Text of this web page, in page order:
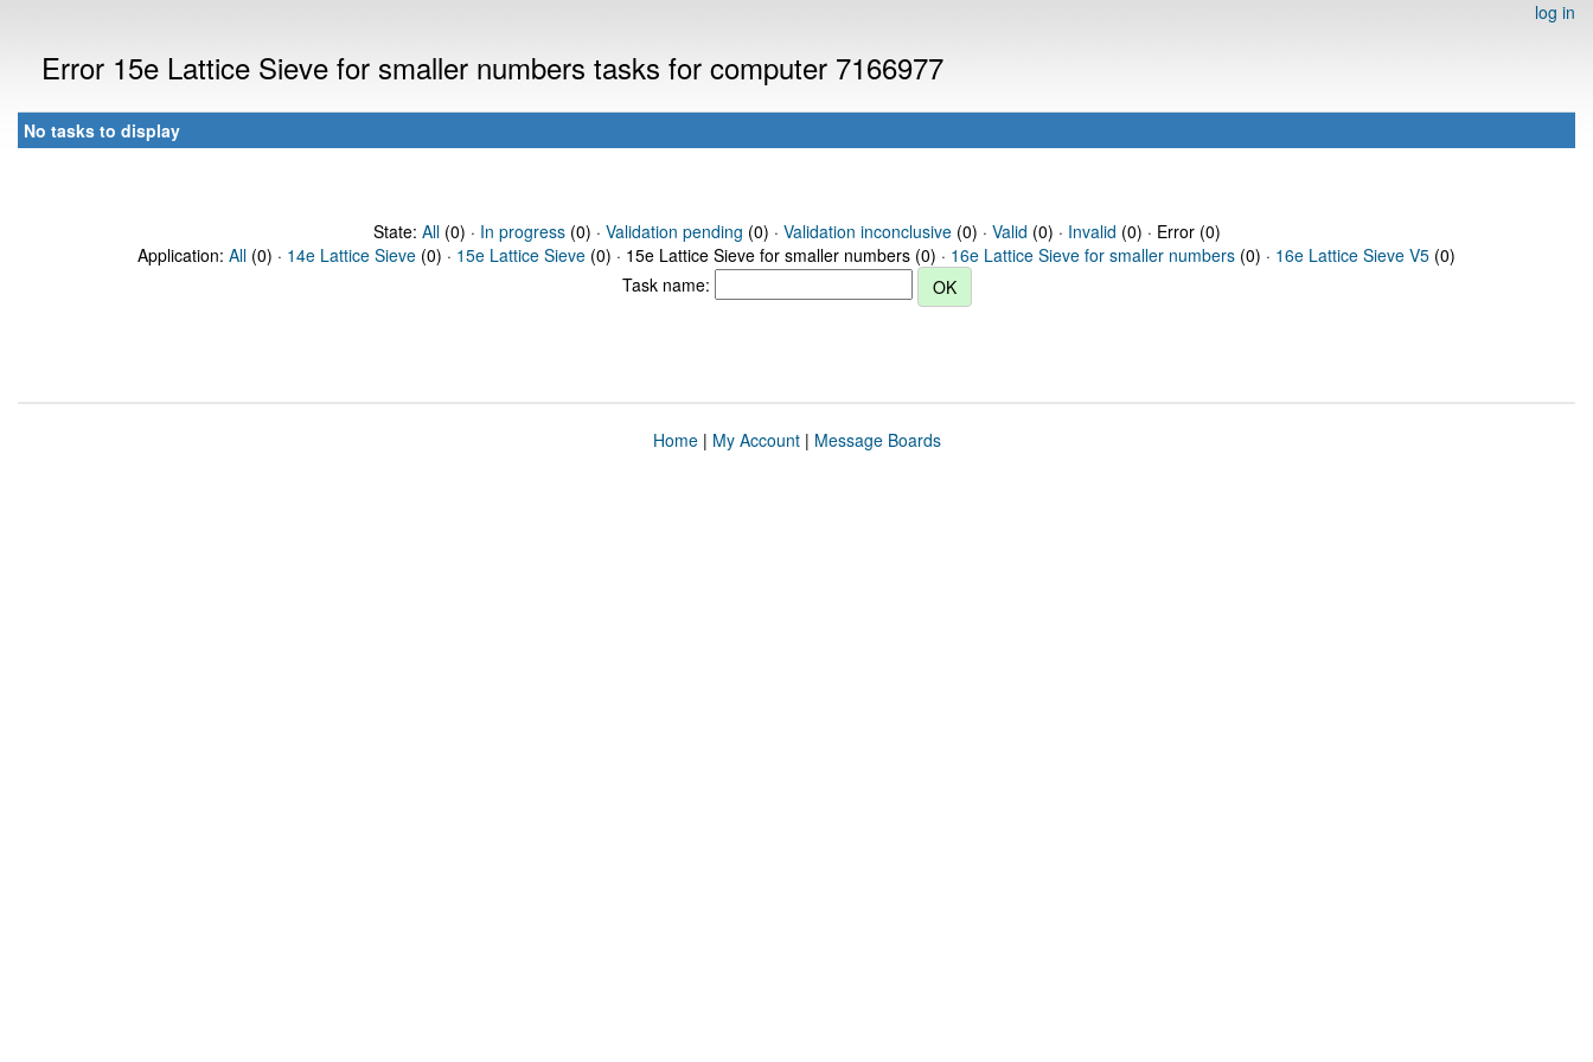
log in
Error 15e Lattice Sieve for smaller numbers tasks for computer 7166977
No tasks to display
State: All(0) · In progress(0) · Validation pending (0) · Validation inconclusive(0) · Valid (0) · Invalid (0) · Error (0)
Application: All (0) · 14e Lattice Sieve (0) · 15e Lattice Sieve (0) · 15e Lattice Sieve for smaller numbers (0) · 16e Lattice Sieve for smaller numbers (0) · 16e Lattice Sieve V5 (0)
Task name:
Home| My Account| Message Boards